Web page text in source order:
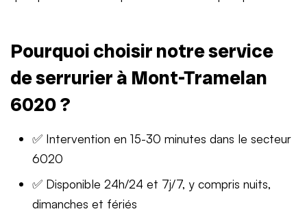
Pourquoi choisir notre service
de serrurier à Mont-Tramelan
6020 ?
✅ Intervention en 15-30 minutes dans le secteur
6020
✅ Disponible 24h/24 et 7j/7, y compris nuits,
dimanches et fériés